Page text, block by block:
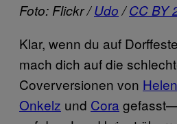
Foto: Flickr /Udo/CC BY
Klar, wenn du auf
mach dich auf die
Coverversionen von
Onkelz und Cora